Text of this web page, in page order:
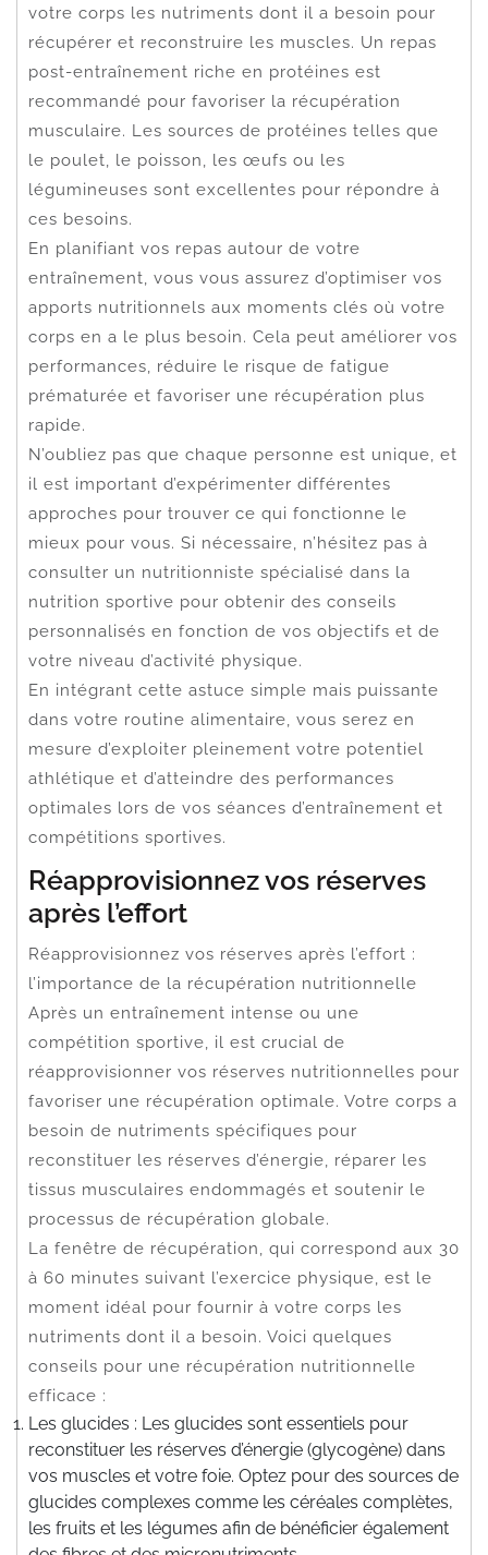
votre corps les nutriments dont il a besoin pour
récupérer et reconstruire les muscles. Un repas
post-entraînement riche en protéines est
recommandé pour favoriser la récupération
musculaire. Les sources de protéines telles que
le poulet, le poisson, les œufs ou les
légumineuses sont excellentes pour répondre à
ces besoins.
En planifiant vos repas autour de votre
entraînement, vous vous assurez d’optimiser vos
apports nutritionnels aux moments clés où votre
corps en a le plus besoin. Cela peut améliorer vos
performances, réduire le risque de fatigue
prématurée et favoriser une récupération plus
rapide.
N’oubliez pas que chaque personne est unique, et
il est important d’expérimenter différentes
approches pour trouver ce qui fonctionne le
mieux pour vous. Si nécessaire, n’hésitez pas à
consulter un nutritionniste spécialisé dans la
nutrition sportive pour obtenir des conseils
personnalisés en fonction de vos objectifs et de
votre niveau d’activité physique.
En intégrant cette astuce simple mais puissante
dans votre routine alimentaire, vous serez en
mesure d’exploiter pleinement votre potentiel
athlétique et d’atteindre des performances
optimales lors de vos séances d’entraînement et
compétitions sportives.
Réapprovisionnez vos réserves
après l’effort
Réapprovisionnez vos réserves après l’effort :
l’importance de la récupération nutritionnelle
Après un entraînement intense ou une
compétition sportive, il est crucial de
réapprovisionner vos réserves nutritionnelles pour
favoriser une récupération optimale. Votre corps a
besoin de nutriments spécifiques pour
reconstituer les réserves d’énergie, réparer les
tissus musculaires endommagés et soutenir le
processus de récupération globale.
La fenêtre de récupération, qui correspond aux 30
à 60 minutes suivant l’exercice physique, est le
moment idéal pour fournir à votre corps les
nutriments dont il a besoin. Voici quelques
conseils pour une récupération nutritionnelle
efficace :
Les glucides : Les glucides sont essentiels pour
reconstituer les réserves d’énergie (glycogène) dans
vos muscles et votre foie. Optez pour des sources de
glucides complexes comme les céréales complètes,
les fruits et les légumes afin de bénéficier également